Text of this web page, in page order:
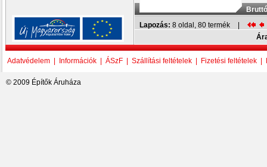
Lapozás: 8 oldal, 80 termék
Adatvédelem Információk ÁSzF Szállítási feltételek Fizetési feltételek
© 2009 Építők Áruháza